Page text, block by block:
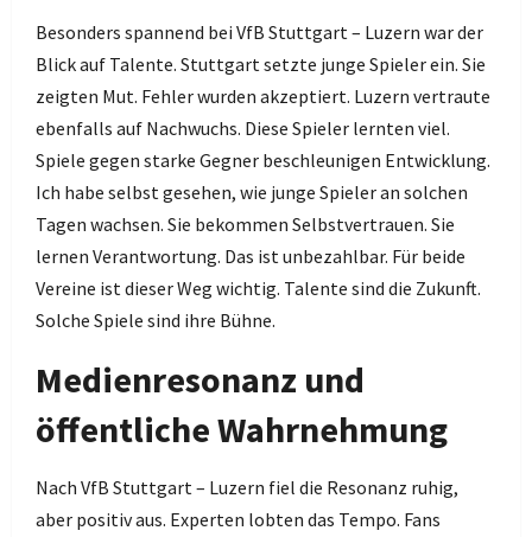
Besonders spannend bei VfB Stuttgart – Luzern war der
Blick auf Talente. Stuttgart setzte junge Spieler ein. Sie
zeigten Mut. Fehler wurden akzeptiert. Luzern vertraute
ebenfalls auf Nachwuchs. Diese Spieler lernten viel.
Spiele gegen starke Gegner beschleunigen Entwicklung.
Ich habe selbst gesehen, wie junge Spieler an solchen
Tagen wachsen. Sie bekommen Selbstvertrauen. Sie
lernen Verantwortung. Das ist unbezahlbar. Für beide
Vereine ist dieser Weg wichtig. Talente sind die Zukunft.
Solche Spiele sind ihre Bühne.
Medienresonanz und
öffentliche Wahrnehmung
Nach VfB Stuttgart – Luzern fiel die Resonanz ruhig,
aber positiv aus. Experten lobten das Tempo. Fans